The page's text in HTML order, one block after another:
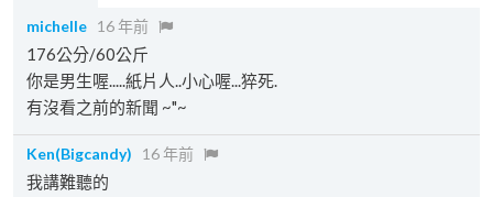
michelle 16 年前
176公分/60公斤
你是男生喔.....紙片人..小心喔...猝死.
有沒看之前的新聞 ~"~
Ken(Bigcandy) 16 年前
我講難聽的